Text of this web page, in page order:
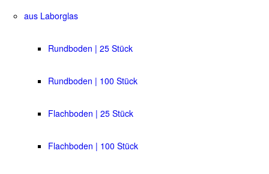
aus Laborglas
Rundboden | 25 Stück
Rundboden | 100 Stück
Flachboden | 25 Stück
Flachboden | 100 Stück